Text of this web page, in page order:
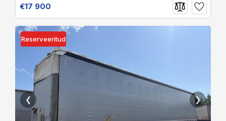
€17 900
Reserveeritud
❮ ❯